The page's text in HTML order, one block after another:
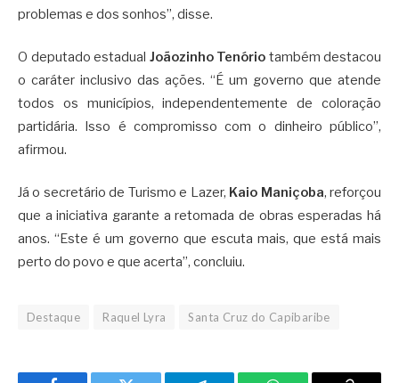
problemas e dos sonhos”, disse.
O deputado estadual Joãozinho Tenório também destacou
o caráter inclusivo das ações. “É um governo que atende
todos os municípios, independentemente de coloração
partidária. Isso é compromisso com o dinheiro público”,
afirmou.
Já o secretário de Turismo e Lazer, Kaio Maniçoba, reforçou
que a iniciativa garante a retomada de obras esperadas há
anos. “Este é um governo que escuta mais, que está mais
perto do povo e que acerta”, concluiu.
Destaque Raquel Lyra Santa Cruz do Capibaribe